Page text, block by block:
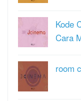
Kode
Cara
room